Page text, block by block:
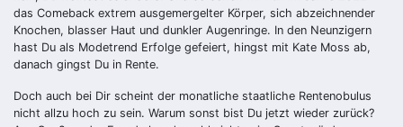
das Comeback extrem ausgemergelter Körper, sich abzeichnender
Knochen, blasser Haut und dunkler Augenringe. In den Neunzigern
hast Du als Modetrend Erfolge gefeiert, hingst mit Kate Moss ab,
danach gingst Du in Rente.
Doch auch bei Dir scheint der monatliche staatliche Rentenobulus
nicht allzu hoch zu sein. Warum sonst bist Du jetzt wieder zurück?